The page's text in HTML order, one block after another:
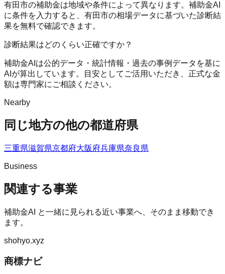
有田市の補助金は地域や条件によって異なります。補助金AI
に条件を入力すると、有田市の相場データに基づいた診断結
果を無料で確認できます。
診断結果はどのくらい正確ですか？
補助金AIは公的データ・統計情報・過去の事例データを基に
AIが算出しています。目安としてご活用いただき、正式な金
額は専門家にご相談ください。
Nearby
同じ地方の他の都道府県
三重県滋賀県京都府大阪府兵庫県奈良県
Business
関連する事業
補助金AI
と一緒に見られる近い事業へ、そのまま移動でき
ます。
shohyo.xyz
商標ナビ